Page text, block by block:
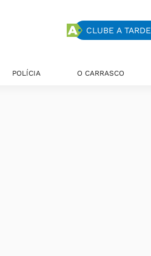
CLUBE A TARDE
POLÍCIA O CARRASCO